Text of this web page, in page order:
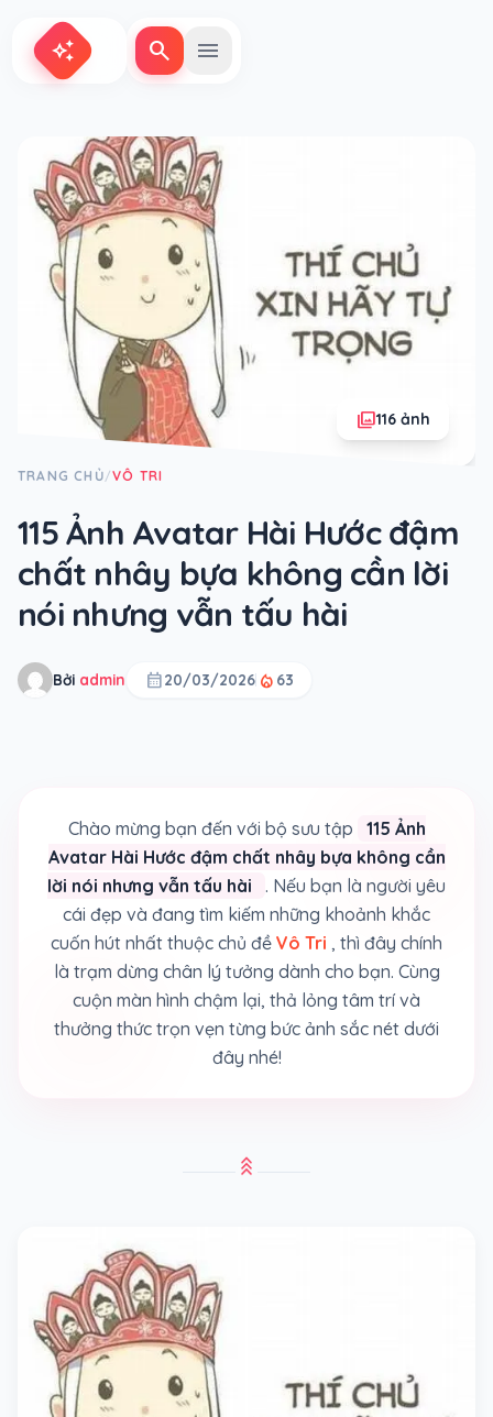
auto_awesome search menu
TRANG CHỦ/VÔ TRI
115 Ảnh Avatar Hài Hước đậm
chất nhây bựa không cần lời
nói nhưng vẫn tấu hài
Bởi admin calendar_month20/03/2026 local_fire_department 63
photo_library116 ảnh
Chào mừng bạn đến với bộ sưu tập
115 Ảnh
Avatar Hài Hước đậm chất nhây bựa không cần
lời nói nhưng vẫn tấu hài
. Nếu bạn là người yêu
cái đẹp và đang tìm kiếm những khoảnh khắc
cuốn hút nhất thuộc chủ đề Vô Tri , thì đây chính
là trạm dừng chân lý tưởng dành cho bạn. Cùng
cuộn màn hình chậm lại, thả lỏng tâm trí và
thưởng thức trọn vẹn từng bức ảnh sắc nét dưới
đây nhé!
stat_3